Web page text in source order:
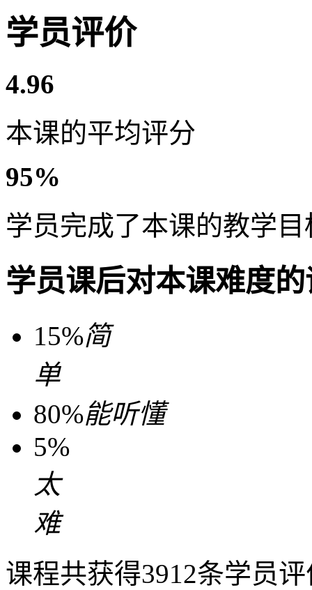
学员评价
4.96
本课的平均评分
95%
学员完成了本课的教学目
学员课后对本课难度
15%简
单
80%能听懂
5%
太
难
课程共获得3912条学员